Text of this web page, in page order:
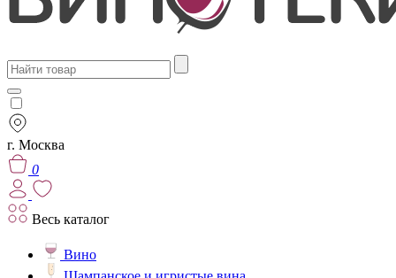
г. Москва
0
Весь каталог
Вино